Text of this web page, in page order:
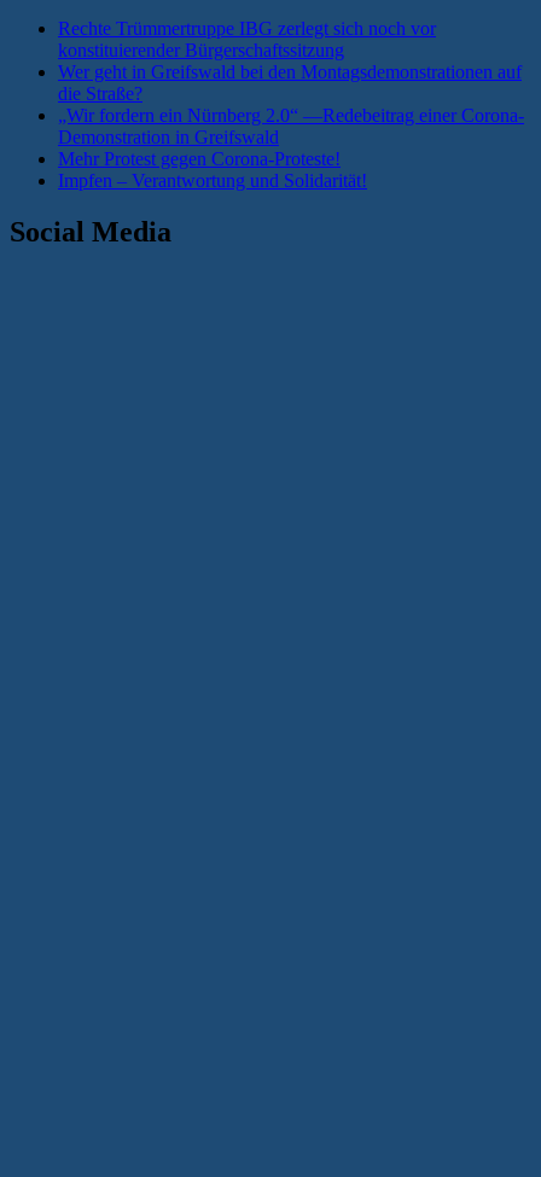
Rechte Trümmertruppe IBG zerlegt sich noch vor
konstituierender Bürgerschaftssitzung
Wer geht in Greifswald bei den Montagsdemonstrationen auf
die Straße?
„Wir fordern ein Nürnberg 2.0“ —Redebeitrag einer Corona-
Demonstration in Greifswald
Mehr Protest gegen Corona-Proteste!
Impfen – Verantwortung und Solidarität!
Social Media